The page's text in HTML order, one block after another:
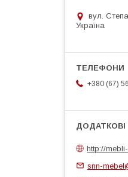
вул.
Україна
+380 (67)
http://
snn-